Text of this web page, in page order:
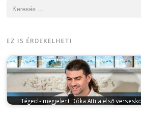
EZ IS ÉRDEKELHETI
Téged - megjelent Dóka Attila első